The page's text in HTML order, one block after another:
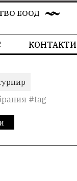
ЕООД
КОНТАКТИ
#tag